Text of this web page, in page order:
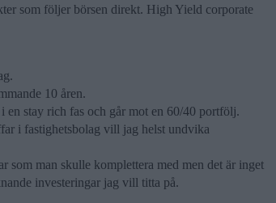
som följer börsen direkt. High Yield corporate
10 åren.
en stay rich fas och går mot en 60/40 portfölj.
i fastighetsbolag vill jag helst undvika
som man skulle komplettera med men det är inget
investeringar jag vill titta på.